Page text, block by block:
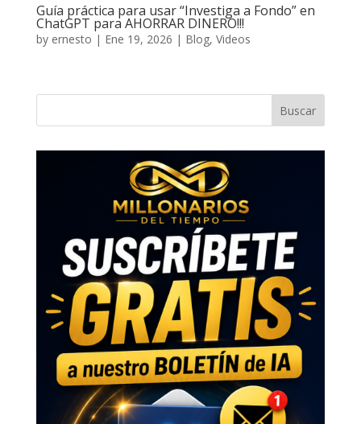
Guía práctica para usar “Investiga a Fondo” en
ChatGPT para AHORRAR DINERO!!!
by ernesto | Ene 19, 2026 | Blog, Videos
Buscar